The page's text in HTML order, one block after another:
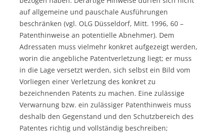
auf allgemeine und pauschale Ausführungen
beschränken (vgl. OLG Düsseldorf, Mitt. 1996, 60 –
Patenthinweise an potentielle Abnehmer). Dem
Adressaten muss vielmehr konkret aufgezeigt werden,
worin die angebliche Patentverletzung liegt; er muss
in die Lage versetzt werden, sich selbst ein Bild vom
Vorliegen einer Verletzung des konkret zu
bezeichnenden Patents zu machen. Eine zulässige
Verwarnung bzw. ein zulässiger Patenthinweis muss
deshalb den Gegenstand und den Schutzbereich des
Patentes richtig und vollständig beschreiben;